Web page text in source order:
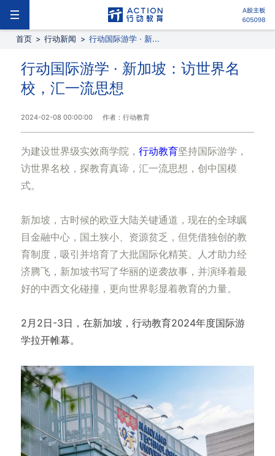
首页 > 行动新闻 > 行动国际游学 · 新...
行动国际游学 · 新加坡：访世界名
校，汇一流思想
2024-02-08 00:00:00 作者：行动教育
为建设世界级实效商学院， 行动教育坚持国际游学，
访世界名校，探教育真谛，汇一流思想，创中国模
式。
新加坡，古时候的欧亚大陆关键通道，现在的全球瞩
目金融中心，国土狭小、资源贫乏，但凭借独创的教
育制度，吸引并培育了大批国际化精英。人才助力经
济腾飞，新加坡书写了华丽的逆袭故事，并演绎着最
好的中西文化碰撞，更向世界彰显着教育的力量。
2月2日-3日，在新加坡，行动教育2024年度国际游
学拉开帷幕。